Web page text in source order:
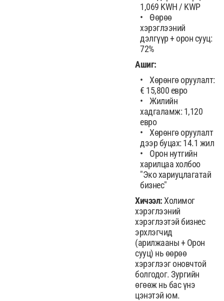
1,069 KWH / KWP
Өөрөө
хэрэглээний
дэлгүүр + орон сууц:
72%
Ашиг:
Хөрөнгө оруулалт:
€ 15,800 евро
Жилийн
хадгаламж: 1,120
евро
Хөрөнгө оруулалт
дээр буцах: 14.1 жил
Орон нутгийн
харилцаа холбоо
"Эко хариуцлагатай
бизнес"
Хичээл: Холимог
хэрэглээний
хэрэглээтэй бизнес
эрхлэгчид
(арилжааны + Орон
сууц) нь өөрөө
хэрэглээг оновчтой
болгодог. Зургийн
өгөөж нь бас үнэ
цэнэтэй юм.